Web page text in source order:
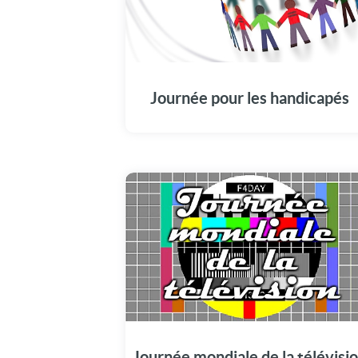
Journée pour les handicapés